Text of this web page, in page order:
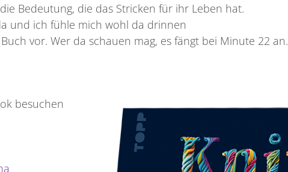
Bedeutung, die das Stricken für ihr Leben hat.
und ich fühle mich wohl da drinnen
vor. Wer da schauen mag, es fängt bei Minute 22 an.
besuchen